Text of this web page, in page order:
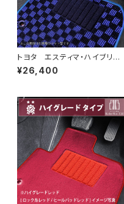
トヨタ エスティマ・ハイブリッ
ド H18/6〜H24/5（前期） 2
0系 フロアマット一式 カーマ
¥26,400